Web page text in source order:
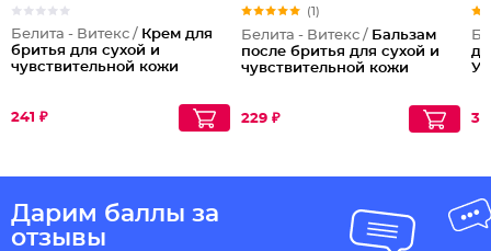
Белита - Витекс / Крем для
бритья для сухой и
чувствительной кожи
241 ₽
(1)
Белита - Витекс / Бальзам
после бритья для сухой и
чувствительной кожи
229 ₽
Дарим баллы за
отзывы